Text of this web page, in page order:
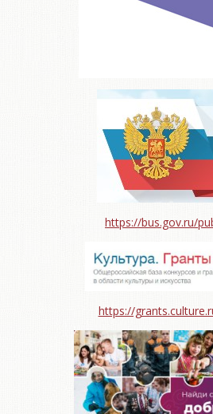
https://bus.gov.ru/
https://